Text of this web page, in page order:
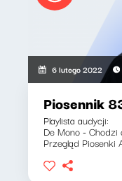
6 lutego 2022
Piosennik
Playlista audycji:
De Mono -
Przegląd Piosenki